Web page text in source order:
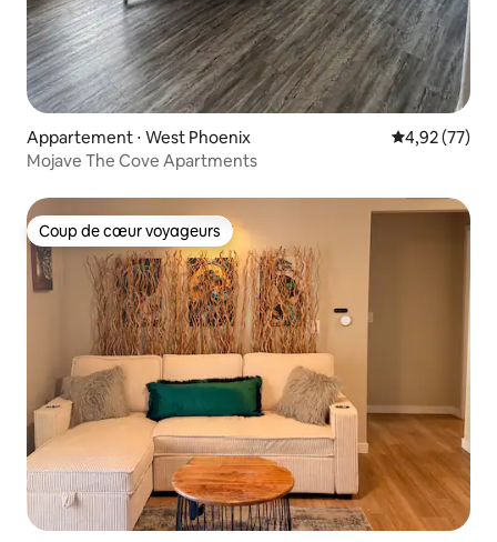
Appartement ⋅ West Phoenix Évaluation
4,92 (77)
Mojave The Cove Apartments
Coup de cœur voyageurs
Coup de cœur voyageurs